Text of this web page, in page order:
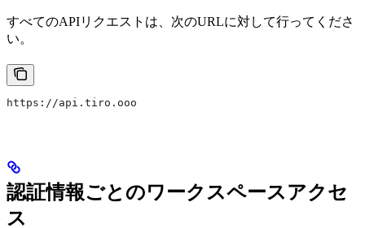
すべてのAPIリクエストは、次のURLに対して行ってくださ
い。
https://api.tiro.ooo
認証情報ごとのワークスペースアクセ
ス